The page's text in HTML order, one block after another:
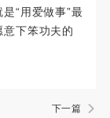
“用爱做事”最
下笨功夫的
下一篇